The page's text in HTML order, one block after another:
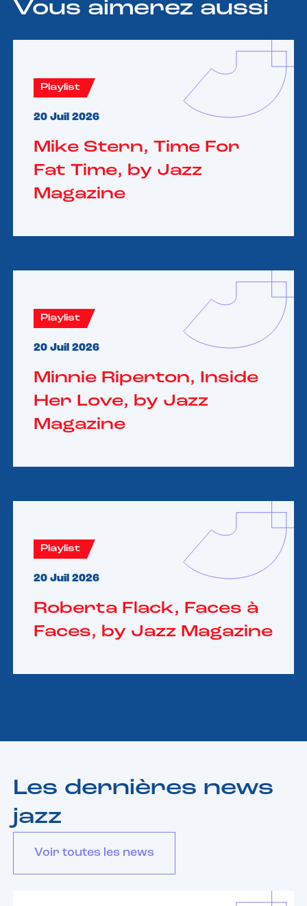
Vous aimerez aussi
Playlist
20 Juil 2026
Mike Stern, Time For
Fat Time, by Jazz
Magazine
Playlist
20 Juil 2026
Minnie Riperton, Inside
Her Love, by Jazz
Magazine
Playlist
20 Juil 2026
Roberta Flack, Faces à
Faces, by Jazz Magazine
Les dernières news
jazz
Voir toutes les news